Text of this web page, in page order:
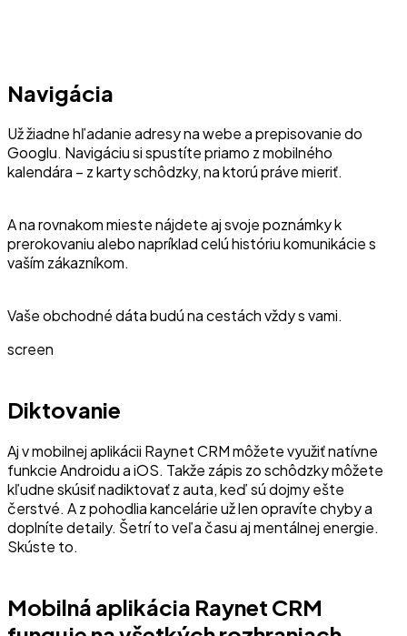
Navigácia
Už žiadne hľadanie adresy na webe a prepisovanie do
Googlu. Navigáciu si spustíte priamo z mobilného
kalendára – z karty schôdzky, na ktorú práve mieriť.
A na rovnakom mieste nájdete aj svoje poznámky k
prerokovaniu alebo napríklad celú históriu komunikácie s
vaším zákazníkom.
Vaše obchodné dáta budú na cestách vždy s vami.
screen
Diktovanie
Aj v mobilnej aplikácii Raynet CRM môžete využiť natívne
funkcie Androidu a iOS. Takže zápis zo schôdzky môžete
kľudne skúsiť nadiktovať z auta, keď sú dojmy ešte
čerstvé. A z pohodlia kancelárie už len opravíte chyby a
doplníte detaily. Šetrí to veľa času aj mentálnej energie.
Skúste to.
Mobilná aplikácia Raynet CRM